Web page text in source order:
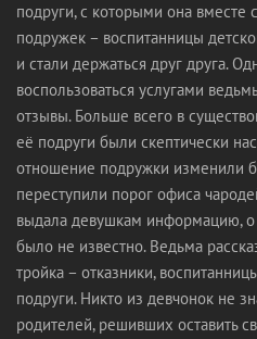
подруги, с которыми она вместе
подружек – воспитанницы
и стали держаться друг друга.
воспользоваться услугами
отзывы. Больше всего в
её подруги были скептически
отношение подружки изменили
переступили порог офиса
выдала девушкам информацию,
было не известно. Ведьма
тройка – отказники,
подруги. Никто из девчонок не
родителей, решивших оставить